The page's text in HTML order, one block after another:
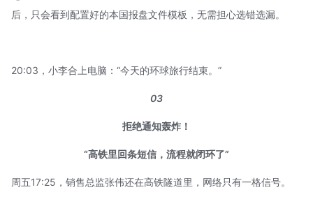
后，只会看到配置好的本国报盘文件模板，无需担心选错选漏。
20:03，小李合上电脑：“今天的环球旅行结束。”
03
拒绝通知轰炸！
“高铁里回条短信，流程就闭环了”
周五17:25，销售总监张伟还在高铁隧道里，网络只有一格信号。